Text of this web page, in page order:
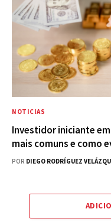
NOTICIAS
Investidor iniciante
mais comuns e como
POR DIEGO RODRÍGUEZ